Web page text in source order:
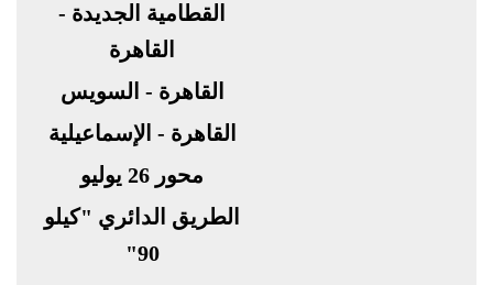
القطامية الجديدة -
القاهرة
القاهرة - السويس
القاهرة - الإسماعيلية
محور 26 يوليو
الطريق الدائري "كيلو
90"